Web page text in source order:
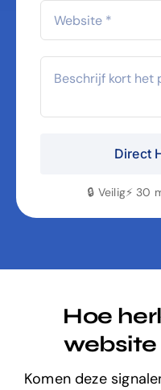
Direct
🔒 Veilig⚡ 30
Hoe
website
Komen deze